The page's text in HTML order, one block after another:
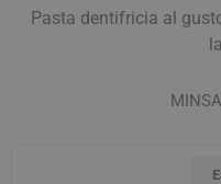
Pasta dentifricia al